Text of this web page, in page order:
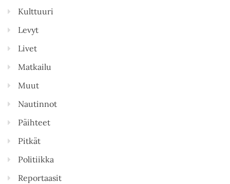
Kulttuuri
Levyt
Livet
Matkailu
Muut
Nautinnot
Päihteet
Pitkät
Politiikka
Reportaasit